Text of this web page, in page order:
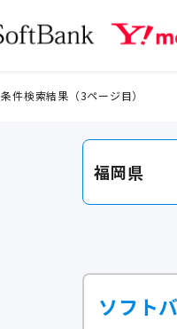
条件検索結果（3ページ目）
福岡県
ソフト